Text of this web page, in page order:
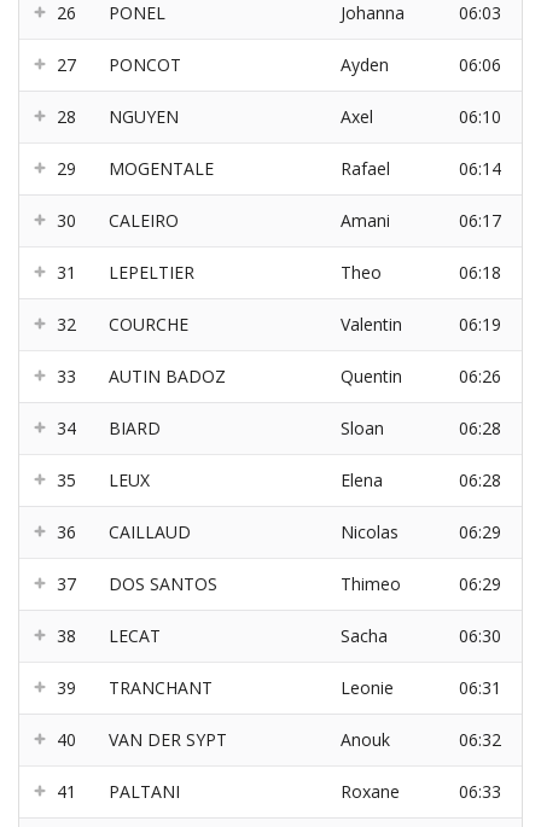
26 PONEL Johanna 06:03
27 PONCOT Ayden 06:06
28 NGUYEN Axel 06:10
29 MOGENTALE Rafael 06:14
30 CALEIRO Amani 06:17
31 LEPELTIER Theo 06:18
32 COURCHE Valentin 06:19
33 AUTIN BADOZ Quentin 06:26
34 BIARD Sloan 06:28
35 LEUX Elena 06:28
36 CAILLAUD Nicolas 06:29
37 DOS SANTOS Thimeo 06:29
38 LECAT Sacha 06:30
39 TRANCHANT Leonie 06:31
40 VAN DER SYPT Anouk 06:32
41 PALTANI Roxane 06:33